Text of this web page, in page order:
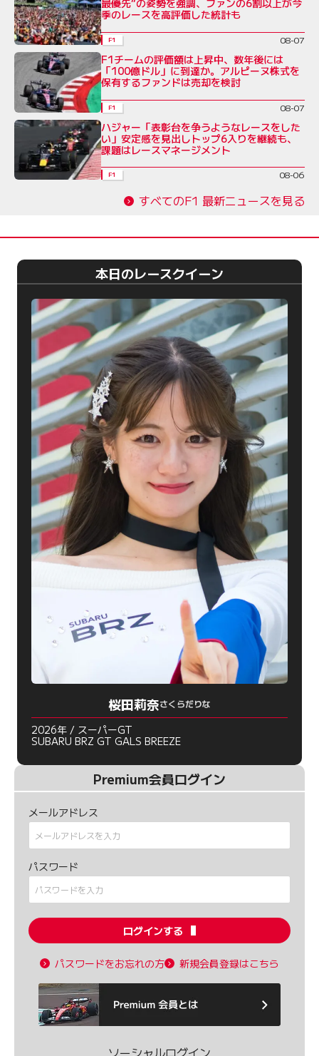
最優先”の姿勢を強調、ファンの6割以上が今
季のレースを高評価した統計も
F1 08-07
F1チームの評価額は上昇中、数年後には
「100億ドル」に到達か。アルピーヌ株式を
保有するファンドは売却を検討
F1 08-07
ハジャー「表彰台を争うようなレースをした
い」安定感を見出しトップ6入りを継続も、
課題はレースマネージメント
F1 08-06
すべてのF1 最新ニュースを見る
本日のレースクイーン
桜田莉奈さくらだりな
2026年 / スーパーGT
SUBARU BRZ GT GALS BREEZE
Premium会員ログイン
メールアドレス
パスワード
ログインする
パスワードをお忘れの方 新規会員登録はこちら
ソーシャルログイン